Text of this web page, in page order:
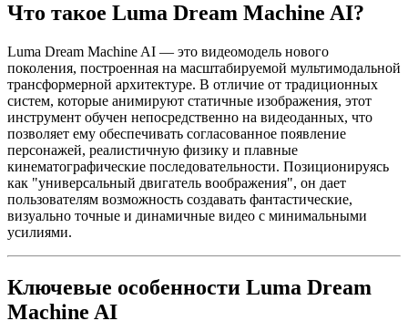
Что такое Luma Dream Machine AI?
Luma Dream Machine AI — это видеомодель нового
поколения, построенная на масштабируемой мультимодальной
трансформерной архитектуре. В отличие от традиционных
систем, которые анимируют статичные изображения, этот
инструмент обучен непосредственно на видеоданных, что
позволяет ему обеспечивать согласованное появление
персонажей, реалистичную физику и плавные
кинематографические последовательности. Позиционируясь
как "универсальный двигатель воображения", он дает
пользователям возможность создавать фантастические,
визуально точные и динамичные видео с минимальными
усилиями.
Ключевые особенности Luma Dream
Machine AI